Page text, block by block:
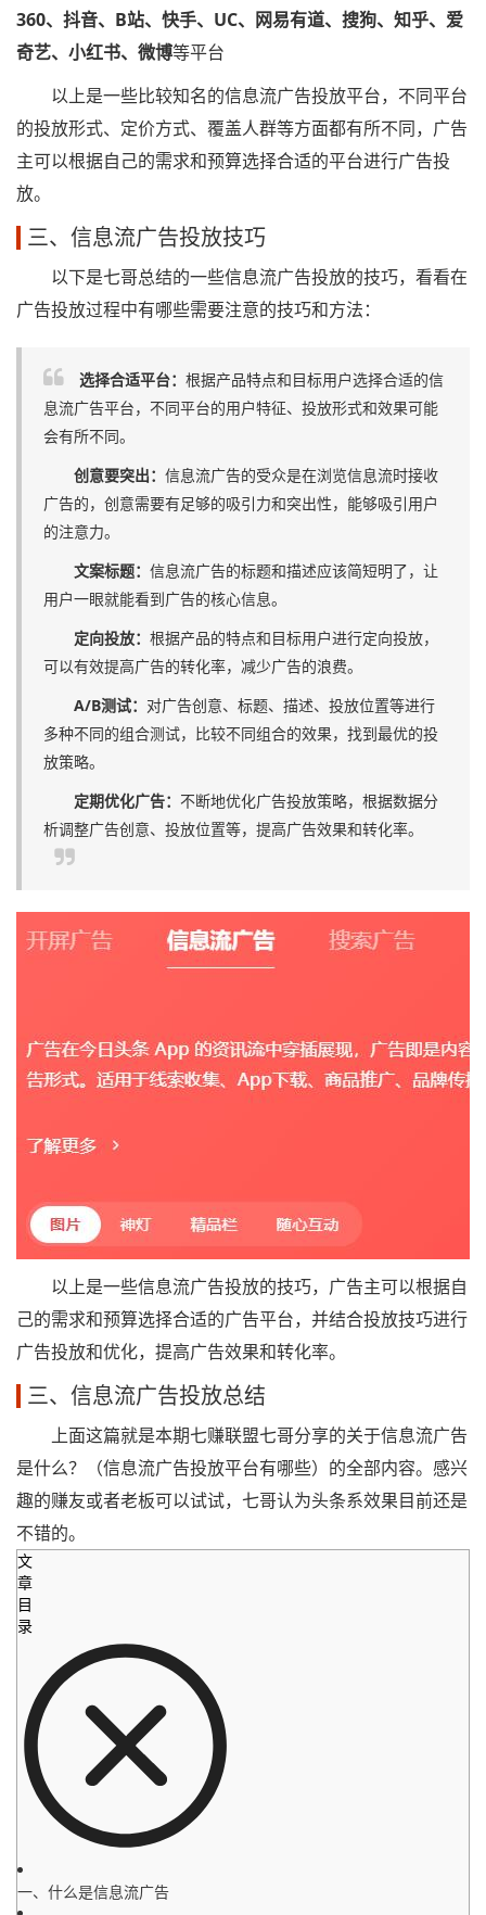
360、抖音、B站、快手、UC、网易有道、搜狗、知乎、爱
奇艺、小红书、微博等平台
以上是一些比较知名的信息流广告投放平台，不同平台
的投放形式、定价方式、覆盖人群等方面都有所不同，广告
主可以根据自己的需求和预算选择合适的平台进行广告投
放。
三、信息流广告投放技巧
以下是七哥总结的一些信息流广告投放的技巧，看看在
广告投放过程中有哪些需要注意的技巧和方法：
选择合适平台： 根据产品特点和目标用户选择合适的信
息流广告平台，不同平台的用户特征、投放形式和效果可能
会有所不同。
创意要突出： 信息流广告的受众是在浏览信息流时接收
广告的，创意需要有足够的吸引力和突出性，能够吸引用户
的注意力。
文案标题： 信息流广告的标题和描述应该简短明了，让
用户一眼就能看到广告的核心信息。
定向投放： 根据产品的特点和目标用户进行定向投放，
可以有效提高广告的转化率，减少广告的浪费。
A/B测试： 对广告创意、标题、描述、投放位置等进行
多种不同的组合测试，比较不同组合的效果，找到最优的投
放策略。
定期优化广告： 不断地优化广告投放策略，根据数据分
析调整广告创意、投放位置等，提高广告效果和转化率。
以上是一些信息流广告投放的技巧，广告主可以根据自
己的需求和预算选择合适的广告平台，并结合投放技巧进行
广告投放和优化，提高广告效果和转化率。
三、信息流广告投放总结
上面这篇就是本期七赚联盟七哥分享的关于信息流广告
是什么？（信息流广告投放平台有哪些）的全部内容。感兴
趣的赚友或者老板可以试试，七哥认为头条系效果目前还是
不错的。
文
章
目
录
一、什么是信息流广告